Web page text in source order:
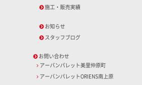
施工・販売実績
お知らせ
スタッフブログ
お問い合わせ
アーバンパレット美里仲原町
アーバンパレットORIENS南上原